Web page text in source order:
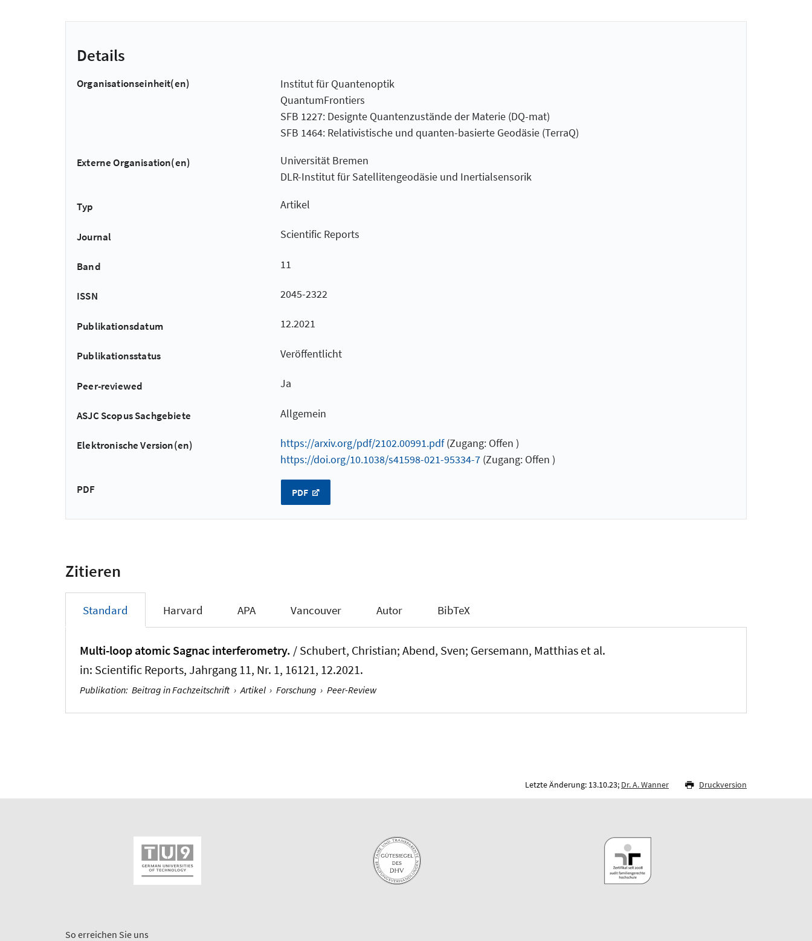
Details
Organisationseinheit(en)
Institut für Quantenoptik
QuantumFrontiers
SFB 1227: Designte Quantenzustände der Materie (DQ-mat)
SFB 1464: Relativistische und quanten-basierte Geodäsie (TerraQ)
Externe Organisation(en)
Universität Bremen
DLR-Institut für Satellitengeodäsie und Inertialsensorik
Typ Artikel
Journal Scientific Reports
Band 11
ISSN 2045-2322
Publikationsdatum 12.2021
Publikationsstatus Veröffentlicht
Peer-reviewed Ja
ASJC Scopus Sachgebiete Allgemein
Elektronische Version(en) https://arxiv.org/pdf/2102.00991.pdf(Zugang: Offen )
https://doi.org/10.1038/s41598-021-95334-7(Zugang: Offen )
PDF PDF
Zitieren
Standard Harvard APA Vancouver Autor BibTeX
Multi-loop atomic Sagnac interferometry. / Schubert, Christian; Abend, Sven; Gersemann, Matthias et al.
in: Scientific Reports, Jahrgang 11, Nr. 1, 16121, 12.2021.
Publikation: Beitrag in Fachzeitschrift › Artikel › Forschung › Peer-Review
Letzte Änderung: 13.10.23; Dr. A. Wanner Druckversion
So erreichen Sie uns